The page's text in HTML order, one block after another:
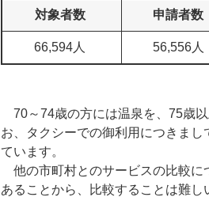
対象者数
申請者数
66,594人 56,556人
70～74歳の方には温泉を、75歳
お、タクシーでの御利用につきま
ています。
他の市町村とのサービスの比較に
あることから、比較することは難し